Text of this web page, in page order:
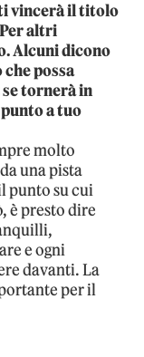
vincerà il titolo
altri
Alcuni dicono
possa
tornerà in
a tuo
molto
una pista
punto su cui
è presto dire
e ogni
davanti. La
per il